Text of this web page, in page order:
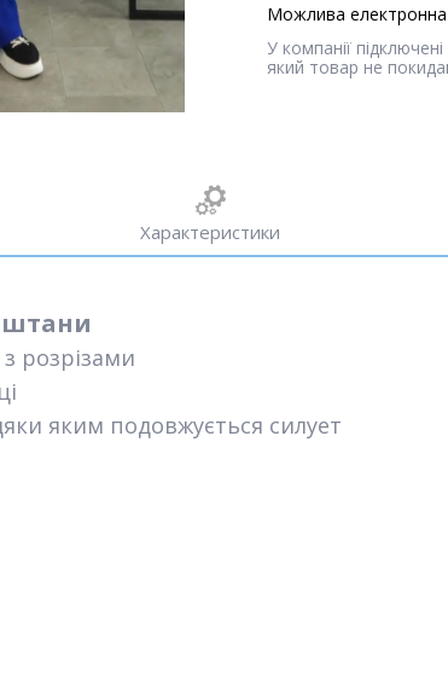
У компанії
який товар не
Характеристики
штани
розрізами
яким подовжується силует